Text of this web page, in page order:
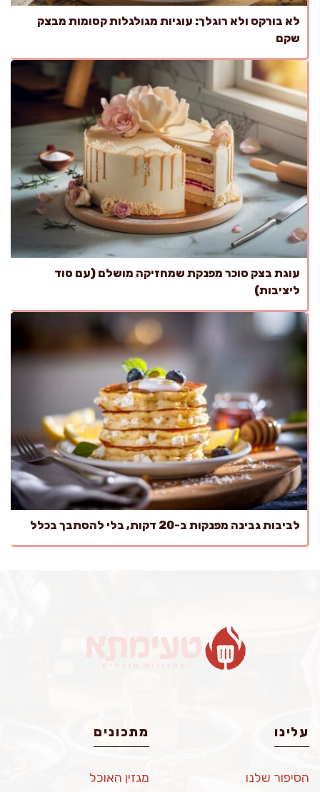
לא בורקס ולא רוגלך: עוגיות מגולגלות קסומות מבצק
שקם
עוגת בצק סוכר מפנקת שמחזיקה מושלם (עם סוד
ליציבות)
לביבות גבינה מפנקות ב-20 דקות, בלי להסתבך בכלל
עלינו
הסיפור שלנו
מתכונים
מגזין האוכל